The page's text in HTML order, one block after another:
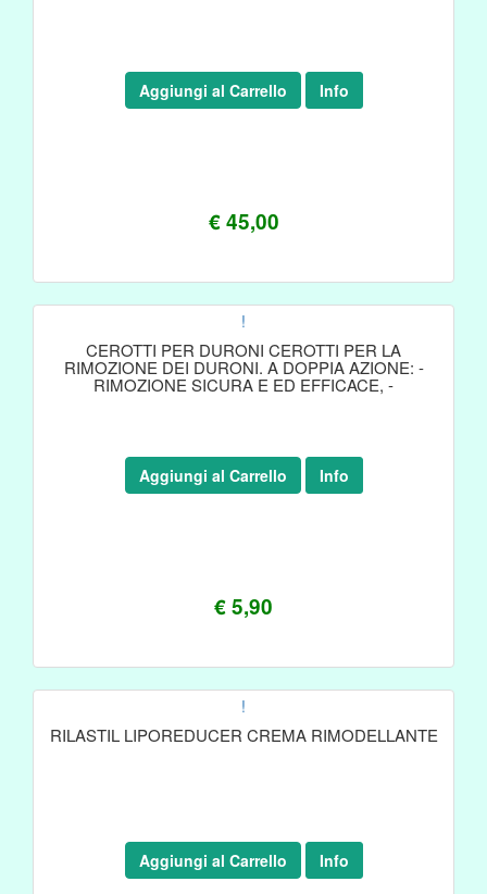
€ 45,00
Aggiungi al Carrello Info
!
CEROTTI PER DURONI CEROTTI PER LA
RIMOZIONE DEI DURONI. A DOPPIA AZIONE: -
RIMOZIONE SICURA E ED EFFICACE, -
€ 5,90
Aggiungi al Carrello Info
!
RILASTIL LIPOREDUCER CREMA RIMODELLANTE
Aggiungi al Carrello Info